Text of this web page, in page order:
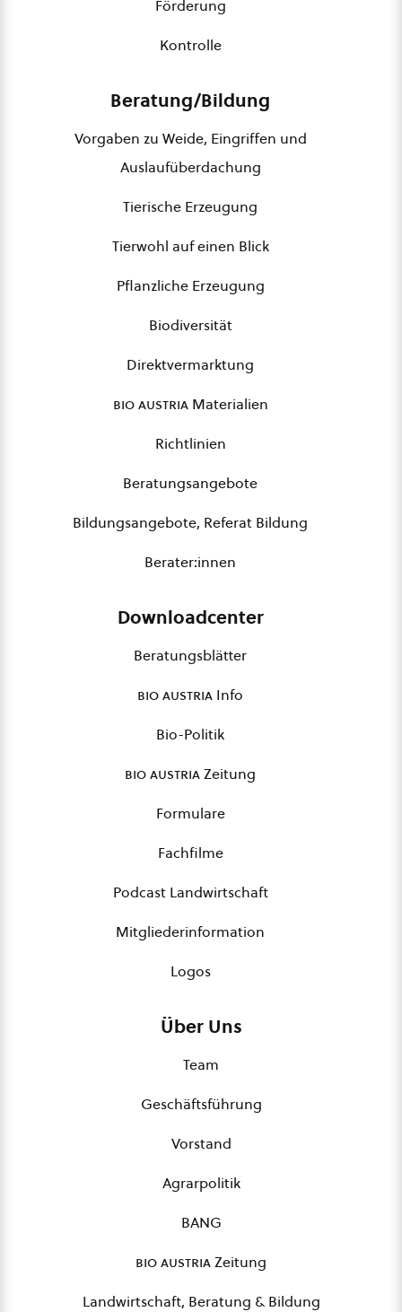
Förderung
Kontrolle
Beratung/Bildung
Vorgaben zu Weide, Eingriffen und
Auslaufüberdachung
Tierische Erzeugung
Tierwohl auf einen Blick
Pflanzliche Erzeugung
Biodiversität
Direktvermarktung
bio austriaMaterialien
Richtlinien
Beratungsangebote
Bildungsangebote, Referat Bildung
Berater:innen
Downloadcenter
Beratungsblätter
bio austria Info
Bio-Politik
bio austriaZeitung
Formulare
Fachfilme
Podcast Landwirtschaft
Mitgliederinformation
Logos
Über Uns
Team
Geschäftsführung
Vorstand
Agrarpolitik
BANG
bio austriaZeitung
Landwirtschaft, Beratung & Bildung